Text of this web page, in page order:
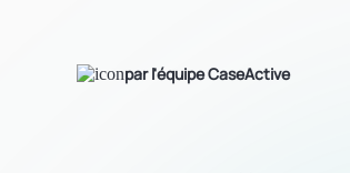
par l'équipe CaseActive